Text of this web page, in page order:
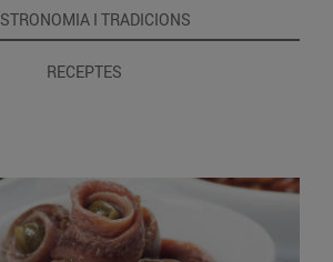
I TRADICIONS
RECEPTES